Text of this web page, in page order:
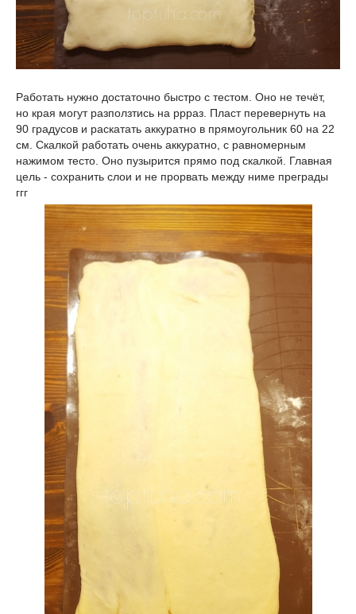
Работать нужно достаточно быстро с тестом. Оно не течёт,
но края могут разползтись на ррраз. Пласт перевернуть на
90 градусов и раскатать аккуратно в прямоугольник 60 на 22
см. Скалкой работать очень аккуратно, с равномерным
нажимом тесто. Оно пузырится прямо под скалкой. Главная
цель - сохранить слои и не прорвать между ниме преграды
ггг